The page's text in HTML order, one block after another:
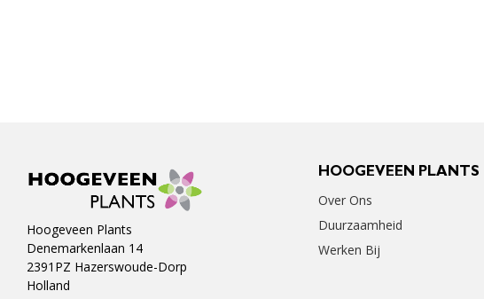
Hoogeveen Plants
Denemarkenlaan 14
2391PZ Hazerswoude-Dorp
Holland
HOOGEVEEN PLANTS
Over Ons
Duurzaamheid
Werken Bij